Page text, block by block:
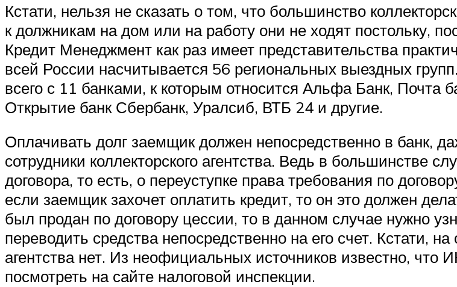
Кстати, нельзя не сказать о том, что большинство
к должникам на дом или на работу они не ходят постольку,
Кредит Менеджмент как раз имеет представительства
всей России насчитывается 56 региональных выездных
всего с 11 банками, к которым относится Альфа Банк, Почта
Открытие банк Сбербанк, Уралсиб, ВТБ 24 и другие.
Оплачивать долг заемщик должен непосредственно в банк,
сотрудники коллекторского агентства. Ведь в большинстве
договора, то есть, о переуступке права требования по
если заемщик захочет оплатить кредит, то он это должен
был продан по договору цессии, то в данном случае нужно
переводить средства непосредственно на его счет. Кстати,
агентства нет. Из неофициальных источников известно,
посмотреть на сайте налоговой инспекции.